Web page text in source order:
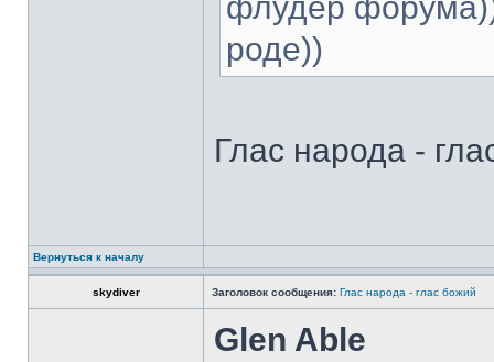
роде))
Глас народа -
Вернуться к началу
skydiver Заголовок сообщения: Глас народа - глас божий
Glen Able